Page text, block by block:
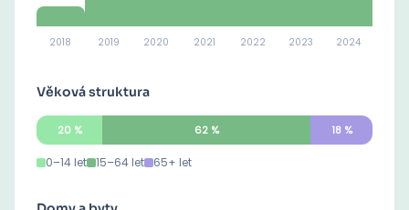
2018 2019 2020 2021 2022 2023 2024
Věková struktura
20% 62% 18%
0–14 let 15–64 let 65+ let